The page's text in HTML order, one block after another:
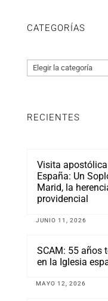
CATEGORÍAS
Categorías
RECIENTES
Visita
España: Un
Marid, la
providencial
JUNIO 11, 2026
SCAM: 55 años
en la Iglesia
MAYO 12, 2026